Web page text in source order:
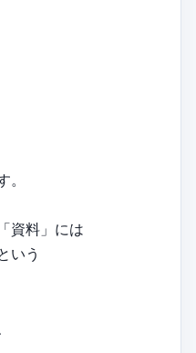
資料」には
いう